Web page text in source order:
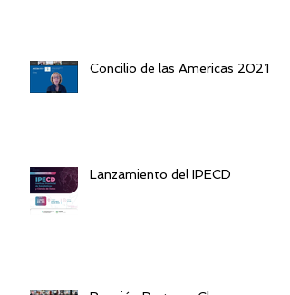
Concilio de las Americas 2021
Lanzamiento del IPECD